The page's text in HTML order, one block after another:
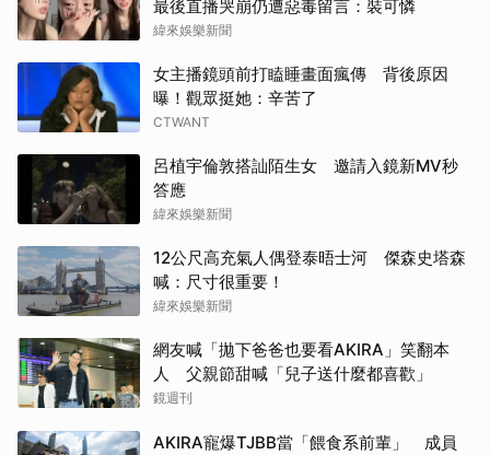
最後直播哭崩仍遭惡毒留言：裝可憐
緯來娛樂新聞
女主播鏡頭前打瞌睡畫面瘋傳 背後原因
曝！觀眾挺她：辛苦了
CTWANT
呂植宇倫敦搭訕陌生女 邀請入鏡新MV秒
答應
緯來娛樂新聞
12公尺高充氣人偶登泰晤士河 傑森史塔森
喊：尺寸很重要！
緯來娛樂新聞
網友喊「拋下爸爸也要看AKIRA」笑翻本
人 父親節甜喊「兒子送什麼都喜歡」
鏡週刊
AKIRA寵爆TJBB當「餵食系前輩」 成員